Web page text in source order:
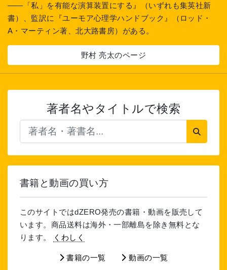
――「私」を有能な演算装置にする』（いずれも集英社新
書）、監訳に『ユーモア心理学ハンドブック』（ロッド・
A・マーティン著、北大路書房）がある。
野村 亮太のページ
著者名やタイトルで検索
書籍と動画の買い方
このサイトではdZERO発売の書籍・動画を販売して
います。商品送料は海外・一部離島を除き無料とな
ります。
くわしく
書籍の一覧 動画の一覧